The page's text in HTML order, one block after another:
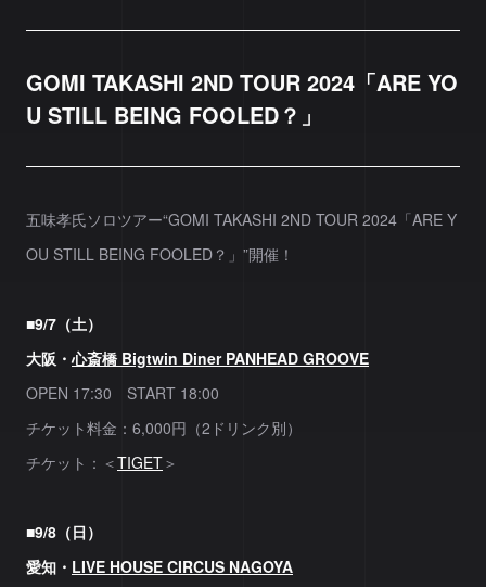
GOMI TAKASHI 2ND TOUR 2024「ARE YO
U STILL BEING FOOLED？」
五味孝氏ソロツアー“GOMI TAKASHI 2ND TOUR 2024「ARE Y
OU STILL BEING FOOLED？」”開催！
■9/7（土）
大阪・ 心斎橋 Bigtwin Diner PANHEAD GROOVE
OPEN 17:30 START 18:00
チケット料金：6,000円（2ドリンク別）
チケット：＜TIGET＞
■9/8（日）
愛知・ LIVE HOUSE CIRCUS NAGOYA